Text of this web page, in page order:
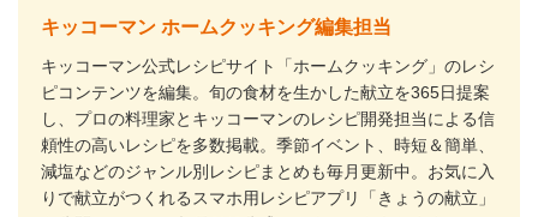
キッコーマン ホームクッキング編集担当
キッコーマン公式レシピサイト「ホームクッキング」のレシ
ピコンテンツを編集。旬の食材を生かした献立を365日提案
し、プロの料理家とキッコーマンのレシピ開発担当による信
頼性の高いレシピを多数掲載。季節イベント、時短＆簡単、
減塩などのジャンル別レシピまとめも毎月更新中。お気に入
りで献立がつくれるスマホ用レシピアプリ「きょうの献立」